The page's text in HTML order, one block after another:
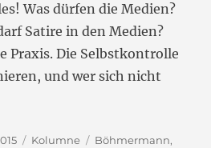
Was dürfen die Medien?
Satire in den Medien?
Praxis. Die Selbstkontrolle
und wer sich nicht
Kategorien
Kolumne Schlagwörter
Böhmermann,